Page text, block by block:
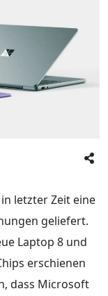
letzter Zeit eine
geliefert.
Laptop 8 und
erschienen
dass Microsoft